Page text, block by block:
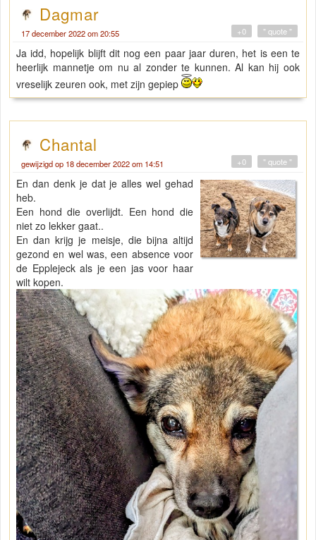
Dagmar
17 december 2022 om 20:55 " quote "
+0
Ja idd, hopelijk blijft dit nog een paar jaar duren, het is een te
heerlijk mannetje om nu al zonder te kunnen. Al kan hij ook
vreselijk zeuren ook, met zijn gepiep
Chantal
gewijzigd op 18 december 2022 om 14:51 " quote "
+0
En dan denk je dat je alles wel gehad
heb.
Een hond die overlijdt. Een hond die
niet zo lekker gaat..
En dan krijg je meisje, die bijna altijd
gezond en wel was, een absence voor
de Epplejeck als je een jas voor haar
wilt kopen.